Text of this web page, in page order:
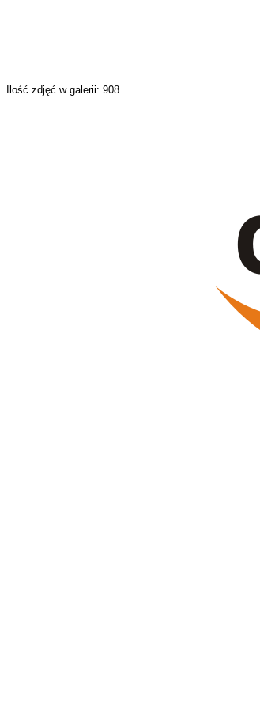
Ilość zdjęć w galerii: 908